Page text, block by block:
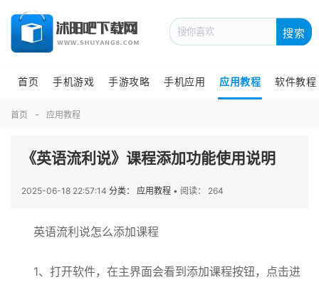
搜索
首页 手机游戏 手游攻略 手机应用 应用教程 软件教程
首页 应用教程
《英语流利说》课程添加功能使用说明
2025-06-18 22:57:14 分类： 应用教程 • 阅读： 264
英语流利说怎么添加课程
1、打开软件，在主界面会看到添加课程按钮，点击进